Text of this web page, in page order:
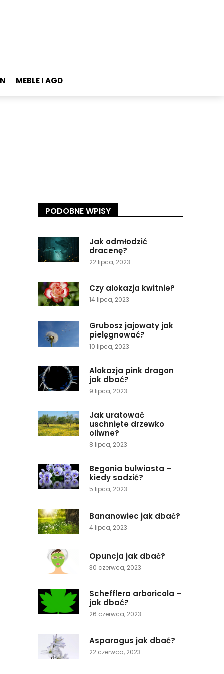
MEBLE I AGD
PODOBNE WPISY
Jak odmłodzić
dracenę?
22 lipca, 2023
Czy alokazja kwitnie?
14 lipca, 2023
Grubosz jajowaty jak
pielęgnować?
10 lipca, 2023
Alokazja pink dragon
jak dbać?
9 lipca, 2023
Jak uratować
uschnięte drzewko
oliwne?
8 lipca, 2023
Begonia bulwiasta –
kiedy sadzić?
5 lipca, 2023
Bananowiec jak dbać?
4 lipca, 2023
Opuncja jak dbać?
30 czerwca, 2023
Schefflera arboricola –
jak dbać?
26 czerwca, 2023
Asparagus jak dbać?
22 czerwca, 2023